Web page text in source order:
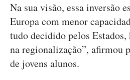
Na sua visão, essa inversão
Europa com menor
tudo decidido pelos Estados,
na regionalização”, afirmou
de jovens alunos.